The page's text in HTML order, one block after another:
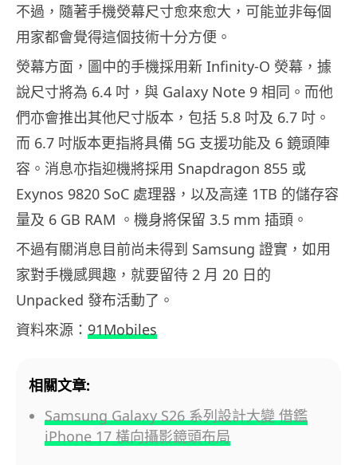
不過，隨著手機熒幕尺寸愈來愈大，可能並非每個
用家都會覺得這個技術十分方便。
熒幕方面，圖中的手機採用新 Infinity-O 熒幕，據
說尺寸將為 6.4 吋，與 Galaxy Note 9 相同。而他
們亦會推出其他尺寸版本，包括 5.8 吋及 6.7 吋。
而 6.7 吋版本更指將具備 5G 支援功能及 6 鏡頭陣
容。消息亦指迎機將採用 Snapdragon 855 或
Exynos 9820 SoC 處理器，以及高達 1TB 的儲存容
量及 6 GB RAM 。機身將保留 3.5 mm 插頭。
不過有關消息目前尚未得到 Samsung 證實，如用
家對手機感興趣，就要留待 2 月 20 日的
Unpacked 發布活動了。
資料來源： 91Mobiles
相關文章:
Samsung Galaxy S26 系列設計大變 借鑑
iPhone 17 橫向攝影鏡頭布局